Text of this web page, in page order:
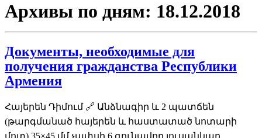
Архивы по дням: 18.12.2018
Документы, необходимые для
получения гражданства Республики
Армения
Հայերեն Դիմում 🔗 Անձնագիր և 2 պատճեն
(թարգմանած հայերեն և հաստատած նոտարի